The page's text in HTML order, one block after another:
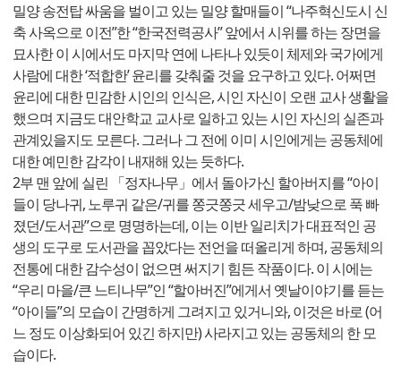
밀양 송전탑 싸움을 벌이고 있는 밀양 할매들이 “나주혁신도시 신
축 사옥으로 이전”한 “한국전력공사” 앞에서 시위를 하는 장면을
묘사한 이 시에서도 마지막 연에 나타나 있듯이 체제와 국가에게
사람에 대한 ‘적합한’ 윤리를 갖춰줄 것을 요구하고 있다. 어쩌면
윤리에 대한 민감한 시인의 인식은, 시인 자신이 오랜 교사 생활을
했으며 지금도 대안학교 교사로 일하고 있는 시인 자신의 실존과
관계있을지도 모른다. 그러나 그 전에 이미 시인에게는 공동체에
대한 예민한 감각이 내재해 있는 듯하다.
2부 맨 앞에 실린 「정자나무」에서 돌아가신 할아버지를 “아이
들이 당나귀, 노루귀 같은/귀를 쫑긋쫑긋 세우고/밤낮으로 푹 빠
졌던/도서관”으로 명명하는데, 이는 이반 일리치가 대표적인 공
생의 도구로 도서관을 꼽았다는 전언을 떠올리게 하며, 공동체의
전통에 대한 감수성이 없으면 써지기 힘든 작품이다. 이 시에는
“우리 마을/큰 느티나무”인 “할아버진”에게서 옛날이야기를 듣는
“아이들”의 모습이 간명하게 그려지고 있거니와, 이것은 바로 (어
느 정도 이상화되어 있긴 하지만) 사라지고 있는 공동체의 한 모
습이다.